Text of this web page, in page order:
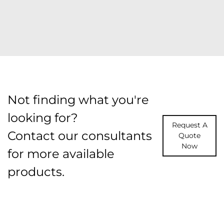
Not finding what you're
looking for?
Contact our consultants
for more available
products.
Request A
Quote
Now